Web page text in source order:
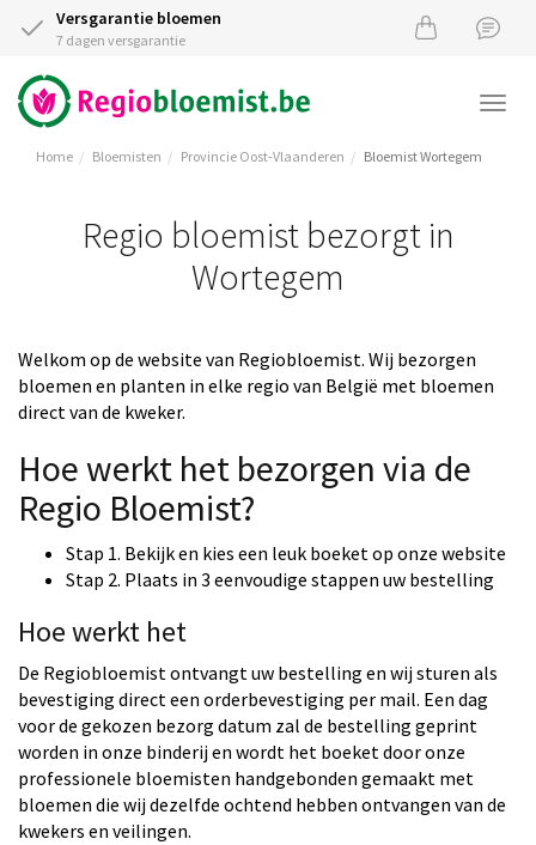
Versgarantie bloemen
7 dagen versgarantie
Home Bloemisten Provincie Oost-Vlaanderen Bloemist Wortegem
Regio bloemist bezorgt in
Wortegem
Welkom op de website van Regiobloemist. Wij bezorgen
bloemen en planten in elke regio van België met bloemen
direct van de kweker.
Hoe werkt het bezorgen via de
Regio Bloemist?
Stap 1. Bekijk en kies een leuk boeket op onze website
Stap 2. Plaats in 3 eenvoudige stappen uw bestelling
Hoe werkt het
De Regiobloemist ontvangt uw bestelling en wij sturen als
bevestiging direct een orderbevestiging per mail. Een dag
voor de gekozen bezorg datum zal de bestelling geprint
worden in onze binderij en wordt het boeket door onze
professionele bloemisten handgebonden gemaakt met
bloemen die wij dezelfde ochtend hebben ontvangen van de
kwekers en veilingen.